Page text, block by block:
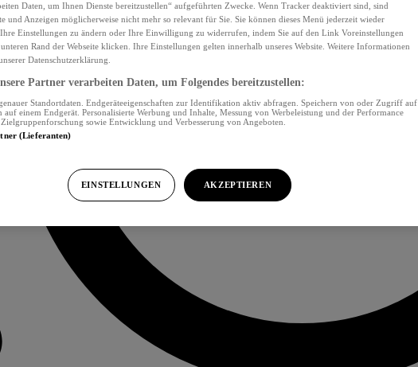
Daten, um Ihnen Dienste bereitzustellen“ aufgeführten Zwecke. Wenn Tracker deaktiviert sind, sind
und Anzeigen möglicherweise nicht mehr so relevant für Sie. Sie können dieses Menü jederzeit wieder
Einstellungen zu ändern oder Ihre Einwilligung zu widerrufen, indem Sie auf den Link Voreinstellungen
Rand der Webseite klicken. Ihre Einstellungen gelten innerhalb unseres Website. Weitere Informationen
Datenschutzerklärung.
Partner verarbeiten Daten, um Folgendes bereitzustellen:
Standortdaten. Endgeräteeigenschaften zur Identifikation aktiv abfragen. Speichern von oder Zugriff auf
einem Endgerät. Personalisierte Werbung und Inhalte, Messung von Werbeleistung und der Performance
sowie Entwicklung und Verbesserung von Angeboten.
(Lieferanten)
EINSTELLUNGEN AKZEPTIEREN